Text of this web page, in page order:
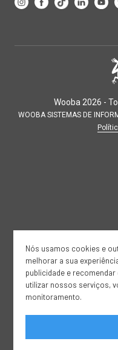
Wooba 2026 -
WOOBA SISTEMAS DE
Nós usamos cookies e
melhorar a sua
publicidade e
utilizar nossos serviços,
monitoramento.